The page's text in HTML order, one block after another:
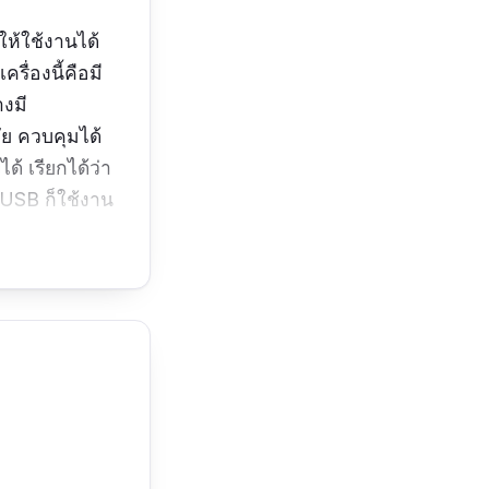
ห้ใช้งานได้
ครื่องนี้คือมี
มี
ควบคุมได้
ด้ เรียกได้ว่า
ก็ใช้งาน
เสียบปลั๊กใน